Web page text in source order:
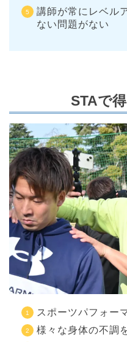
講師が常にレベル
ない問題がない
STAで
スポーツパフォー
様々な身体の不調